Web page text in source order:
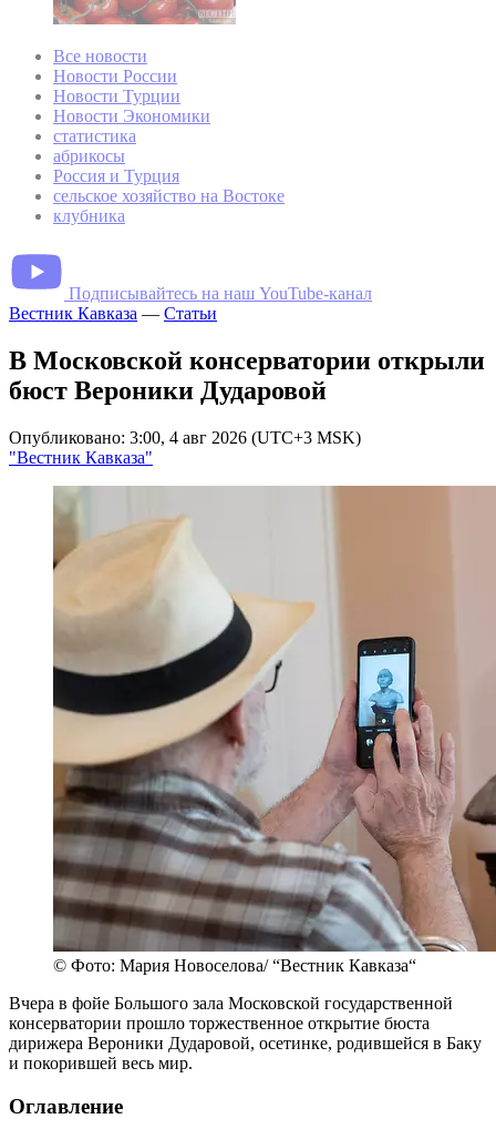
Все новости
Новости России
Новости Турции
Новости Экономики
статистика
абрикосы
Россия и Турция
сельское хозяйство на Востоке
клубника
Подписывайтесь на наш YouTube-канал
Вестник Кавказа — Статьи
В Московской консерватории открыли
бюст Вероники Дударовой
Опубликовано: 3:00, 4 авг 2026 (UTC+3 MSK)
"Вестник Кавказа"
© Фото: Мария Новоселова/ “Вестник Кавказа“
Вчера в фойе Большого зала Московской государственной
консерватории прошло торжественное открытие бюста
дирижера Вероники Дударовой, осетинке, родившейся в Баку
и покорившей весь мир.
Оглавление